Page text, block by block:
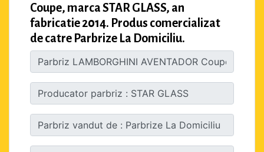
Coupe, marca STAR GLASS, an
fabricatie 2014. Produs comercializat
de catre Parbrize La Domiciliu.